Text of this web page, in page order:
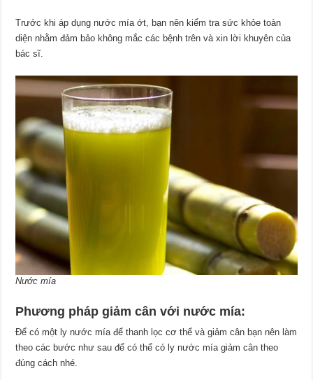
Trước khi áp dụng nước mía ớt, bạn nên kiểm tra sức khỏe toàn
diện nhằm đảm bảo không mắc các bệnh trên và xin lời khuyên của
bác sĩ.
Nước mía
Phương pháp giảm cân với nước mía:
Để có một ly nước mía để thanh lọc cơ thể và giảm cân bạn nên làm
theo các bước như sau để có thể có ly nước mía giảm cân theo
đúng cách nhé.